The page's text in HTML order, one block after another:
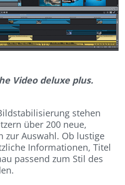
Video deluxe plus.
stehen
über 200 neue,
zur Auswahl. Ob lustige
Informationen, Titel
passend zum Stil des